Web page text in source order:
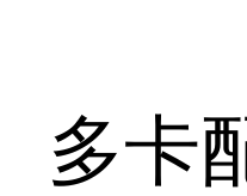
多卡